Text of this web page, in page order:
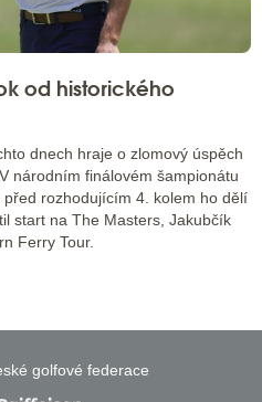
od historického
dnech hraje o zlomový úspěch
národním finálovém šampionátu
před rozhodujícím 4. kolem ho dělí
start na The Masters, Jakubčík
Ferry Tour.
golfové federace